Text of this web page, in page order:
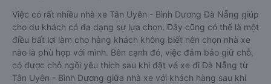
Việc có rất nhiều nhà xe Tân Uyên - Bình Dương Đà Nẵng giúp
cho du khách có đa dạng sự lựa chọn. Đây cũng có thể là một
điều bất lợi làm cho hàng khách không biết nên chọn nhà xe
nào là phù hợp với mình. Bên cạnh đó, việc đảm bảo giữ chỗ,
có được chỗ ngồi yêu thích sau khi đặt vé xe đi Đà Nẵng từ
Tân Uyên - Bình Dương giữa nhà xe với khách hàng sau khi